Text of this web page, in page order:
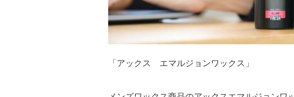
「アックス エマルジョンワックス」